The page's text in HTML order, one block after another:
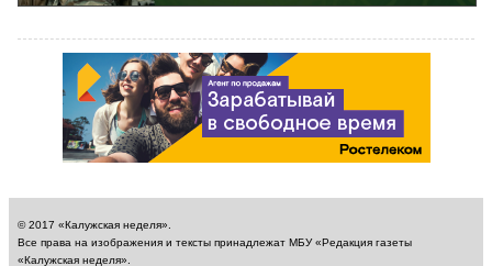
© 2017 «Калужская неделя».
Все права на изображения и тексты принадлежат МБУ «Редакция газеты
«Калужская неделя».